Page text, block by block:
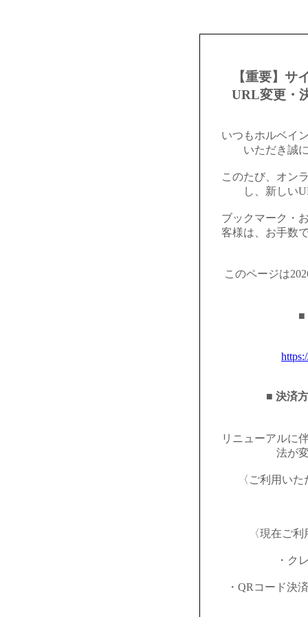
【重要】サ
URL変更・
いつもホルベイ
いただき誠
このたび、オン
し、新しい
ブックマーク・
客様は、お手数
このページは
■
■ 決済
リニューアルに
法が
〈ご利用い
〈現在ご
・ク
・QRコード決